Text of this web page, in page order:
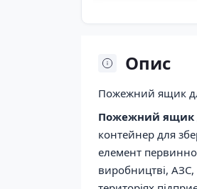
Опис
Пожежний ящик
Пожежний ящик
контейнер для
елемент
виробництві,